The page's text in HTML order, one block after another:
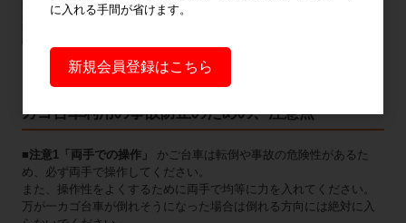
カゴ台車利用の事故防止のための、注意点
■注意1「両手での操作」
かご台車は転倒や事故の危険性があるた
め、必ず両手で操作してください。
また、操作性をよくするために両手で均等に力を入れてください。
万が一カゴ台車が倒れそうになった場合は倒れる方向には絶対に入
に入れる手間が省けます。
新規会員登録はこちら